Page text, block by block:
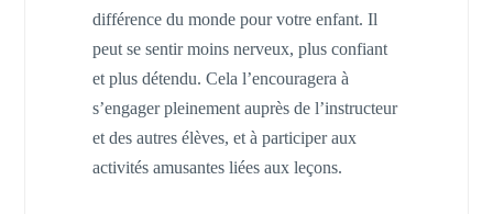
différence du monde pour votre enfant. Il
peut se sentir moins nerveux, plus confiant
et plus détendu. Cela l’encouragera à
s’engager pleinement auprès de l’instructeur
et des autres élèves, et à participer aux
activités amusantes liées aux leçons.